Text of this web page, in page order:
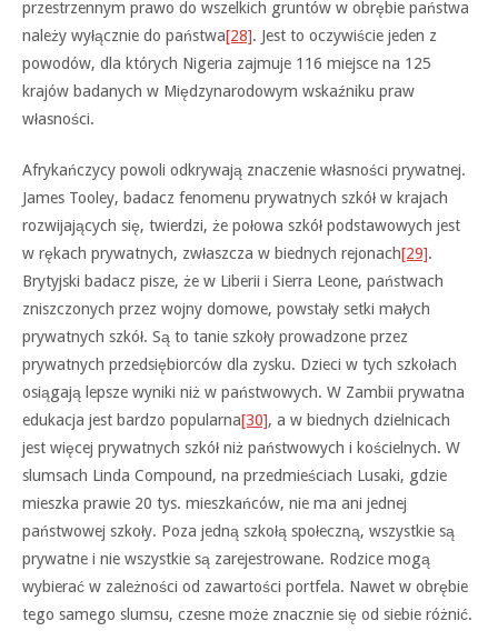
przestrzennym prawo do wszelkich gruntów w obrębie państwa
należy wyłącznie do państwa[28]. Jest to oczywiście jeden z
powodów, dla których Nigeria zajmuje 116 miejsce na 125
krajów badanych w Międzynarodowym wskaźniku praw
własności.
Afrykańczycy powoli odkrywają znaczenie własności prywatnej.
James Tooley, badacz fenomenu prywatnych szkół w krajach
rozwijających się, twierdzi, że połowa szkół podstawowych jest
w rękach prywatnych, zwłaszcza w biednych rejonach[29].
Brytyjski badacz pisze, że w Liberii i Sierra Leone, państwach
zniszczonych przez wojny domowe, powstały setki małych
prywatnych szkół. Są to tanie szkoły prowadzone przez
prywatnych przedsiębiorców dla zysku. Dzieci w tych szkołach
osiągają lepsze wyniki niż w państwowych. W Zambii prywatna
edukacja jest bardzo popularna[30], a w biednych dzielnicach
jest więcej prywatnych szkół niż państwowych i kościelnych. W
slumsach Linda Compound, na przedmieściach Lusaki, gdzie
mieszka prawie 20 tys. mieszkańców, nie ma ani jednej
państwowej szkoły. Poza jedną szkołą społeczną, wszystkie są
prywatne i nie wszystkie są zarejestrowane. Rodzice mogą
wybierać w zależności od zawartości portfela. Nawet w obrębie
tego samego slumsu, czesne może znacznie się od siebie różnić.